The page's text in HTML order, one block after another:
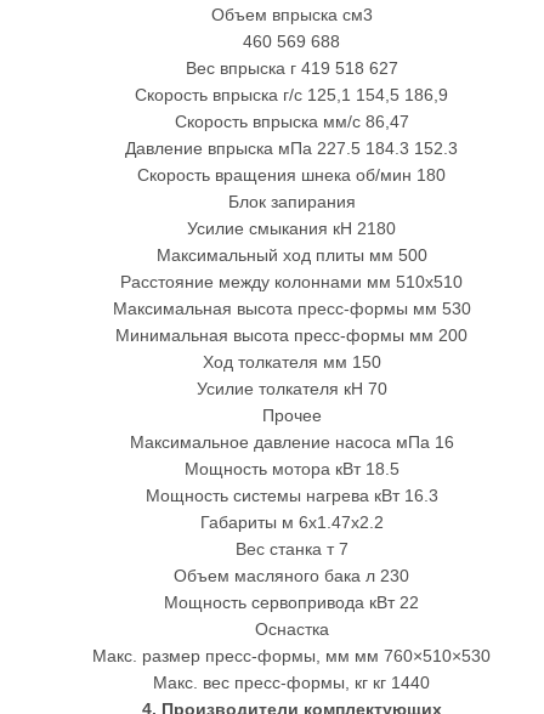
Объем впрыска см3
460 569 688
Вес впрыска г 419 518 627
Скорость впрыска г/с 125,1 154,5 186,9
Скорость впрыска мм/с 86,47
Давление впрыска мПа 227.5 184.3 152.3
Скорость вращения шнека об/мин 180
Блок запирания
Усилие смыкания кН 2180
Максимальный ход плиты мм 500
Расстояние между колоннами мм 510х510
Максимальная высота пресс-формы мм 530
Минимальная высота пресс-формы мм 200
Ход толкателя мм 150
Усилие толкателя кН 70
Прочее
Максимальное давление насоса мПа 16
Мощность мотора кВт 18.5
Мощность системы нагрева кВт 16.3
Габариты м 6x1.47x2.2
Вес станка т 7
Объем масляного бака л 230
Мощность сервопривода кВт 22
Оснастка
Макс. размер пресс-формы, мм мм 760×510×530
Макс. вес пресс-формы, кг кг 1440
4. Производители комплектующих